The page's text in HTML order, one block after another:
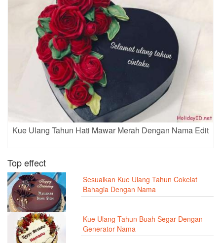
Kue Ulang Tahun Hati Mawar Merah Dengan Nama Edit
Top effect
Sesuaikan Kue Ulang Tahun Cokelat
Bahagia Dengan Nama
Kue Ulang Tahun Buah Segar Dengan
Generator Nama